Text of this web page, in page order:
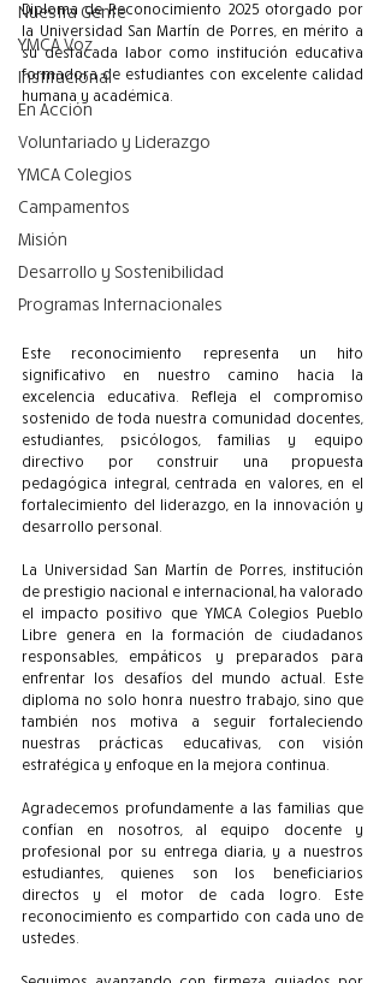
Nuestra Gente
YMCA Voz
Institucional
En Acción
Voluntariado y Liderazgo
YMCA Colegios
Campamentos
Misión
Desarrollo y Sostenibilidad
Programas Internacionales
Diploma de Reconocimiento 2025 otorgado por
la Universidad San Martín de Porres, en mérito a
su destacada labor como institución educativa
formadora de estudiantes con excelente calidad
humana y académica.
Este reconocimiento representa un hito
significativo en nuestro camino hacia la
excelencia educativa. Refleja el compromiso
sostenido de toda nuestra comunidad docentes,
estudiantes, psicólogos, familias y equipo
directivo por construir una propuesta
pedagógica integral, centrada en valores, en el
fortalecimiento del liderazgo, en la innovación y
desarrollo personal.
La Universidad San Martín de Porres, institución
de prestigio nacional e internacional, ha valorado
el impacto positivo que YMCA Colegios Pueblo
Libre genera en la formación de ciudadanos
responsables, empáticos y preparados para
enfrentar los desafíos del mundo actual. Este
diploma no solo honra nuestro trabajo, sino que
también nos motiva a seguir fortaleciendo
nuestras prácticas educativas, con visión
estratégica y enfoque en la mejora continua.
Agradecemos profundamente a las familias que
confían en nosotros, al equipo docente y
profesional por su entrega diaria, y a nuestros
estudiantes, quienes son los beneficiarios
directos y el motor de cada logro. Este
reconocimiento es compartido con cada uno de
ustedes.